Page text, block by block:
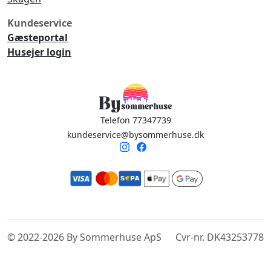
Kundeservice
Gæsteportal
Husejer login
Telefon 77347739
kundeservice@bysommerhuse.dk
© 2022-2026 By Sommerhuse ApS Cvr-nr. DK43253778